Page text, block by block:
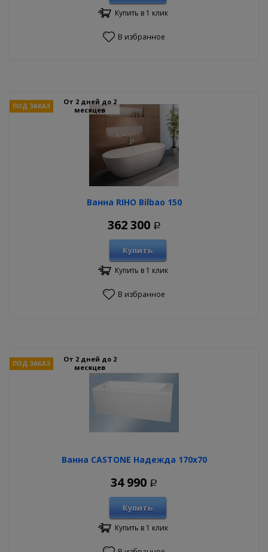
Купить в 1 клик
В избранное
Ванна RIHO Bilbao 150
ПОД ЗАКАЗ
От 2 дней до 2
месяцев
362 300 Р
Купить
Купить в 1 клик
В избранное
Ванна CASTONE Надежда 170х70
ПОД ЗАКАЗ
От 2 дней до 2
месяцев
34 990 Р
Купить
Купить в 1 клик